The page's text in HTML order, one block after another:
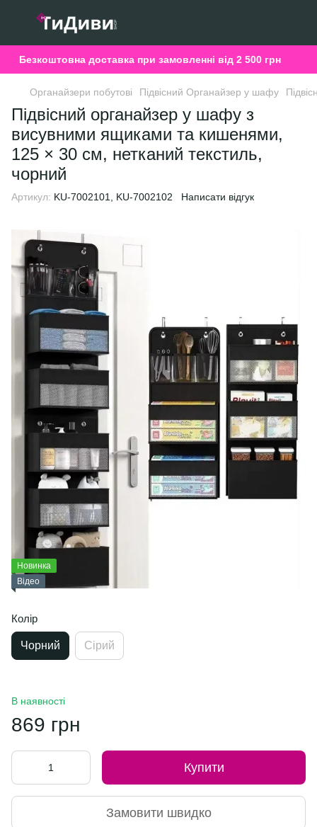
Безкоштовна доставка при замовленні від 2 500 грн
Органайзери побутові Підвісний Органайзер у шафу
Підвісний органайзер у шафу з
висувними ящиками та кишенями,
125 × 30 см, нетканий текстиль,
чорний
Артикул: KU-7002101, KU-7002102 Написати відгук
Новинка
Відео
Колір
Чорний Сірий
В наявності
869 грн
Купити
Замовити швидко